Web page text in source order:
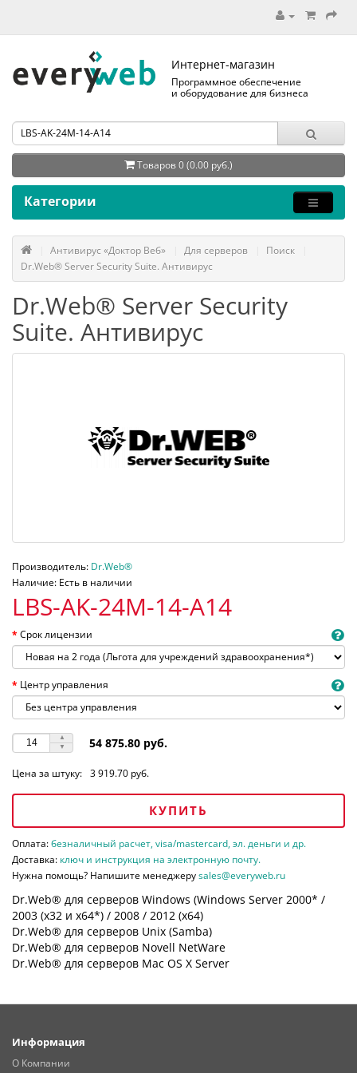
Интернет-магазин
Программное обеспечение
и оборудование для бизнеса
Товаров 0 (0.00 руб.)
Категории
Антивирус «Доктор Веб» Для серверов
Поиск
Dr.Web® Server Security Suite. Антивирус
Dr.Web® Server Security
Suite. Антивирус
Производитель: Dr.Web®
Наличие: Есть в наличии
LBS-AK-24M-14-A14
Срок лицензии
Центр управления
54 875.80 руб.
Цена за штуку: 3 919.70 руб.
КУПИТЬ
Оплата:безналичный расчет, visa/mastercard, эл. деньги и др.
Доставка: ключ и инструкция на электронную почту.
Нужна помощь? Напишите менеджеруsales@everyweb.ru
Dr.Web® для серверов Windows (Windows Server 2000* /
2003 (х32 и х64*) / 2008 / 2012 (х64)
Dr.Web® для серверов Unix (Samba)
Dr.Web® для серверов Novell NetWare
Dr.Web® для серверов Mac OS X Server
Информация
О Компании